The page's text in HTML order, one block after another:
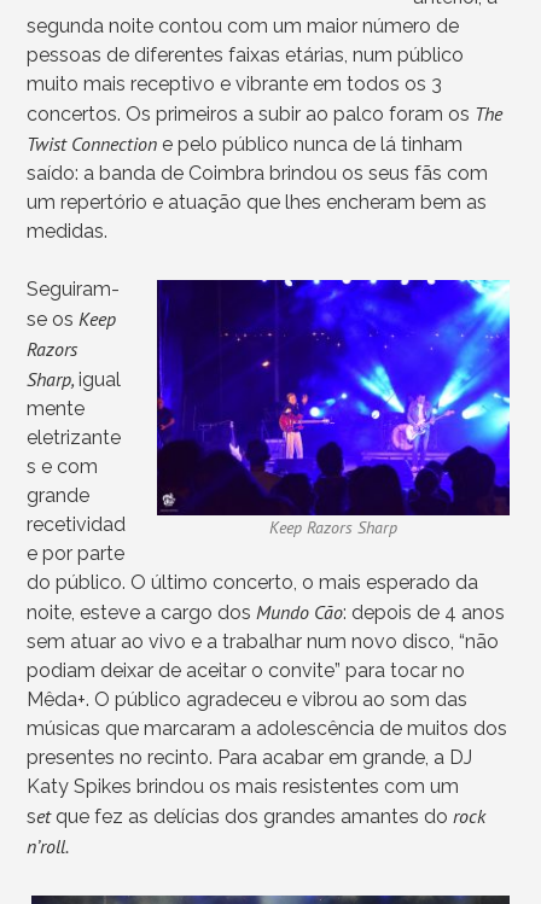
segunda noite contou com um maior número de
pessoas de diferentes faixas etárias, num público
muito mais receptivo e vibrante em todos os 3
concertos. Os primeiros a subir ao palco foram os The
Twist Connection e pelo público nunca de lá tinham
saído: a banda de Coimbra brindou os seus fãs com
um repertório e atuação que lhes encheram bem as
medidas.
Keep Razors Sharp
Seguiram-
se osKeep
Razors
Sharp,igual
mente
eletrizante
s e com
grande
recetividad
e por parte
do público. O último concerto, o mais esperado da
noite, esteve a cargo dosMundo Cão: depois de 4 anos
sem atuar ao vivo e a trabalhar num novo disco, “não
podiam deixar de aceitar o convite” para tocar no
Mêda+. O público agradeceu e vibrou ao som das
músicas que marcaram a adolescência de muitos dos
presentes no recinto. Para acabar em grande, a DJ
Katy Spikes brindou os mais resistentes com um
setque fez as delícias dos grandes amantes dorock
n’roll.